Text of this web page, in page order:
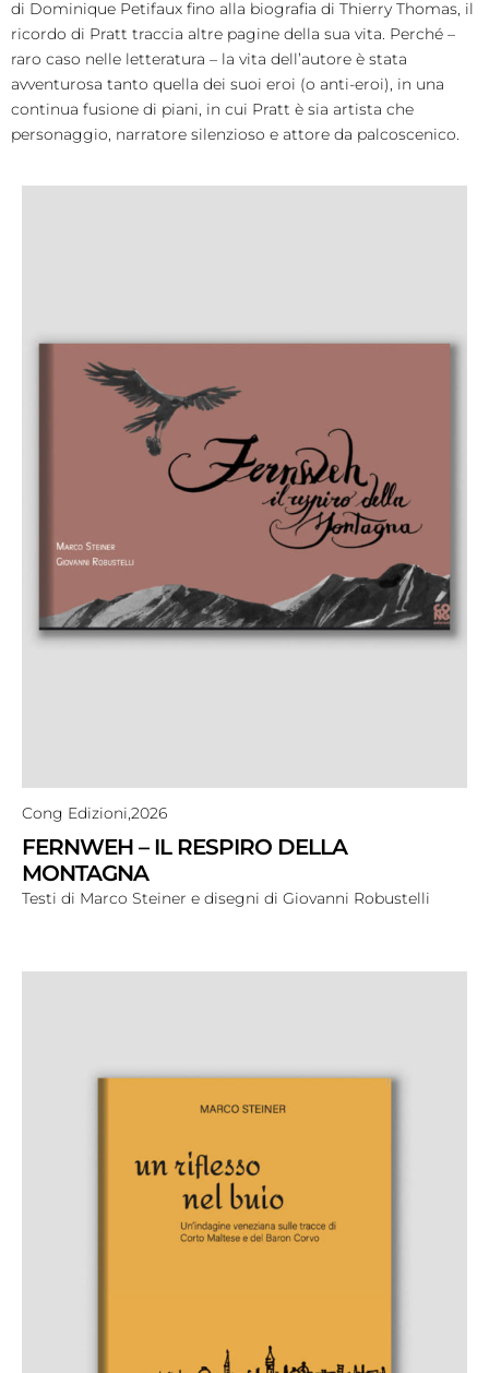
di Dominique Petifaux fino alla biografia di Thierry Thomas, il
ricordo di Pratt traccia altre pagine della sua vita. Perché –
raro caso nelle letteratura – la vita dell’autore è stata
avventurosa tanto quella dei suoi eroi (o anti-eroi), in una
continua fusione di piani, in cui Pratt è sia artista che
personaggio, narratore silenzioso e attore da palcoscenico.
Cong Edizioni,2026
FERNWEH – IL RESPIRO DELLA
MONTAGNA
Testi di Marco Steiner e disegni di Giovanni Robustelli